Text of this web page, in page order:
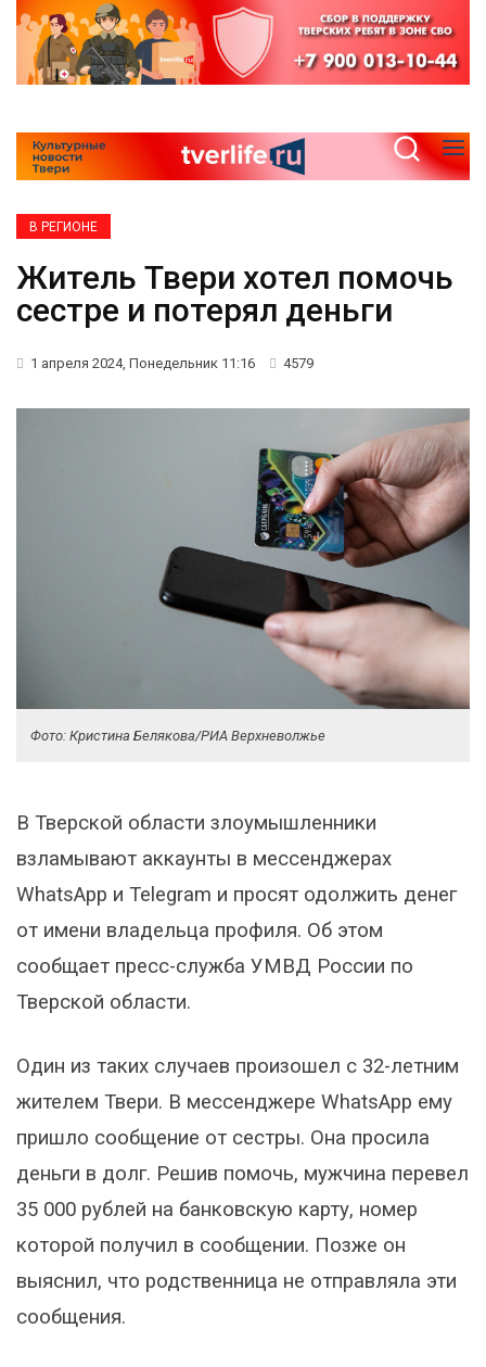
В РЕГИОНЕ
Житель Твери хотел помочь
сестре и потерял деньги
1 апреля 2024, Понедельник 11:16 4579
Фото: Кристина Белякова/РИА Верхневолжье
В Тверской области злоумышленники
взламывают аккаунты в мессенджерах
WhatsApp и Telegram и просят одолжить денег
от имени владельца профиля. Об этом
сообщает пресс-служба УМВД России по
Тверской области.
Один из таких случаев произошел с 32-летним
жителем Твери. В мессенджере WhatsApp ему
пришло сообщение от сестры. Она просила
деньги в долг. Решив помочь, мужчина перевел
35 000 рублей на банковскую карту, номер
которой получил в сообщении. Позже он
выяснил, что родственница не отправляла эти
сообщения.